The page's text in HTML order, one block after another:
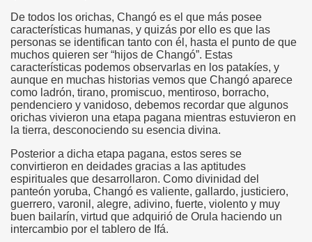
De todos los orichas, Changó es el que más posee
características humanas, y quizás por ello es que las
personas se identifican tanto con él, hasta el punto de que
muchos quieren ser “hijos de Changó”. Estas
características podemos observarlas en los patakíes, y
aunque en muchas historias vemos que Changó aparece
como ladrón, tirano, promiscuo, mentiroso, borracho,
pendenciero y vanidoso, debemos recordar que algunos
orichas vivieron una etapa pagana mientras estuvieron en
la tierra, desconociendo su esencia divina.
Posterior a dicha etapa pagana, estos seres se
convirtieron en deidades gracias a las aptitudes
espirituales que desarrollaron. Como divinidad del
panteón yoruba, Changó es valiente, gallardo, justiciero,
guerrero, varonil, alegre, adivino, fuerte, violento y muy
buen bailarín, virtud que adquirió de Orula haciendo un
intercambio por el tablero de Ifá.